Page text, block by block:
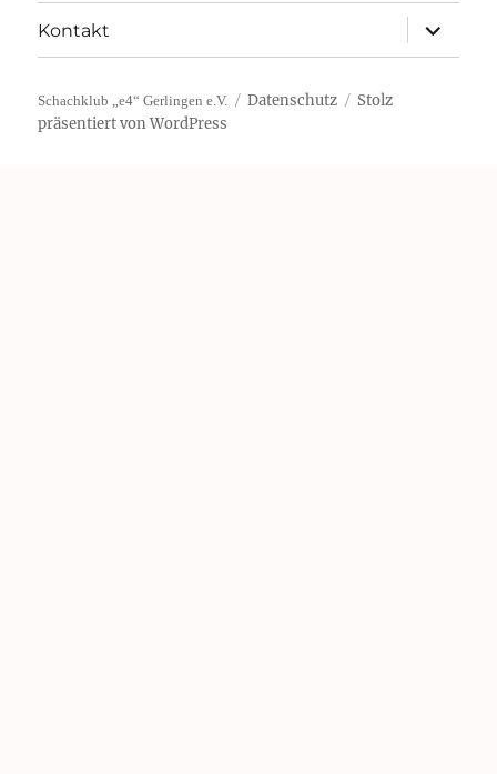
Kontakt
öffnen
Schachklub „e4“ Gerlingen e.V. Datenschutz
Stolz
präsentiert von WordPress